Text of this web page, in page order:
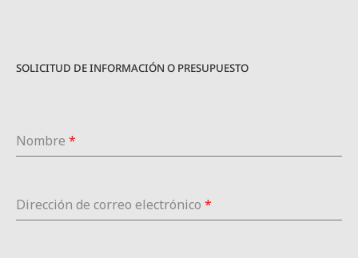
SOLICITUD DE INFORMACIÓN O PRESUPUESTO
Nombre *
Dirección de correo electrónico *